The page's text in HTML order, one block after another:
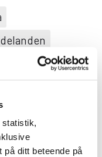
på ditt beteende på
Crohns